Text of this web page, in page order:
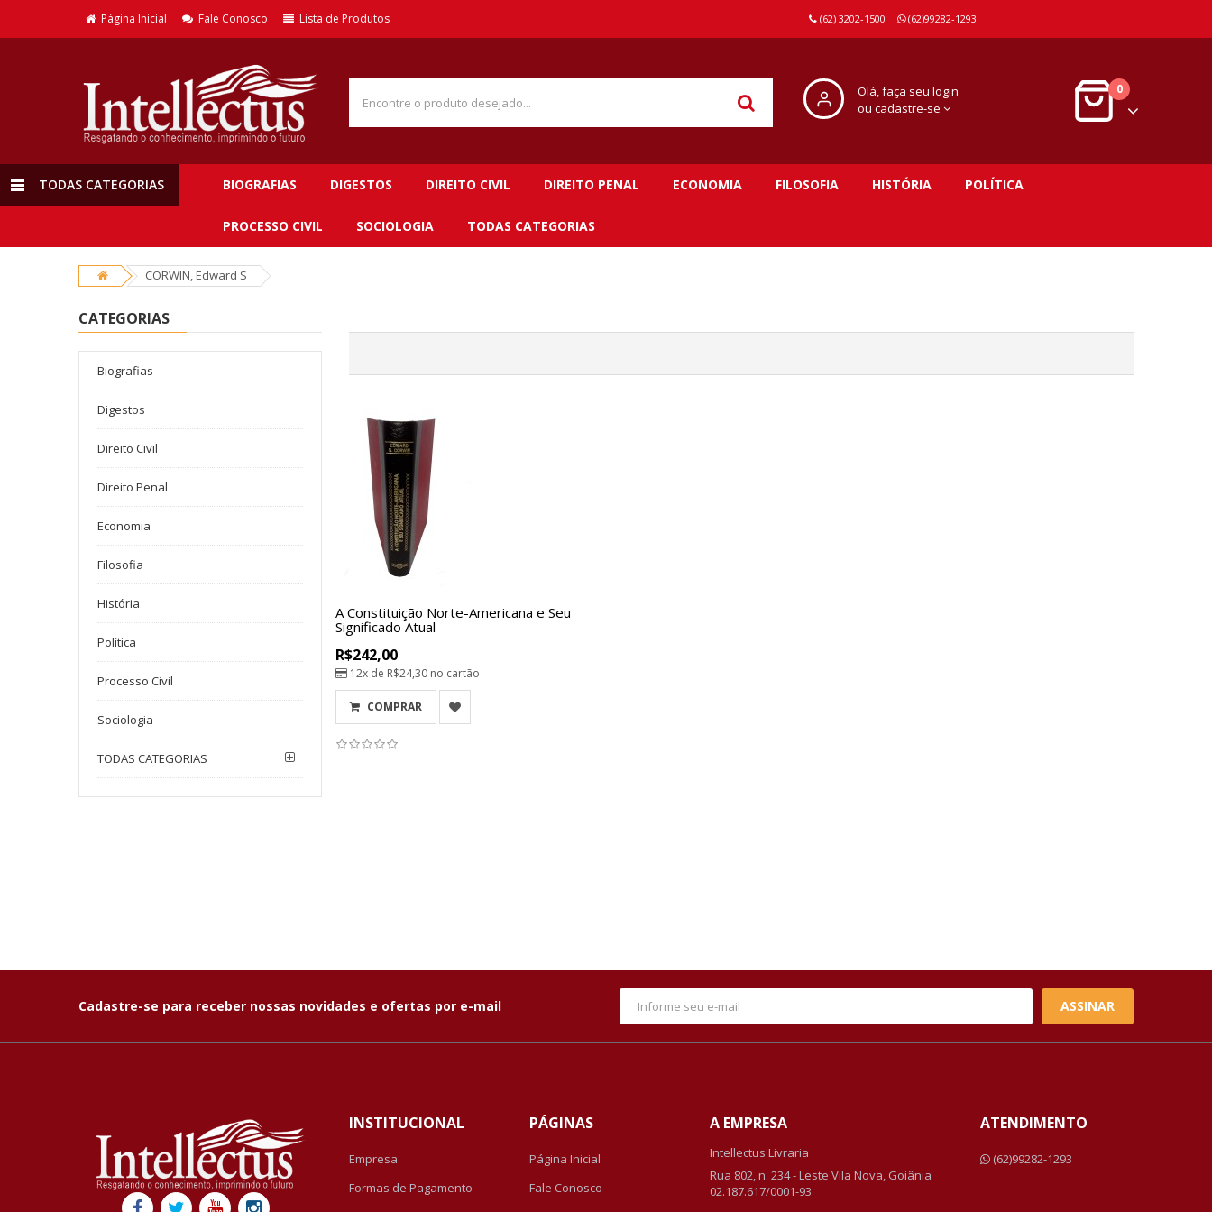
Página Inicial Fale Conosco Lista de Produtos (62) 3202-1500 (62)99282-1293
Olá, faça seu login
ou cadastre-se
0
TODAS CATEGORIAS BIOGRAFIAS DIGESTOS DIREITO CIVIL DIREITO PENAL ECONOMIA FILOSOFIA HISTÓRIA POLÍTICA
PROCESSO CIVIL SOCIOLOGIA TODAS CATEGORIAS
CORWIN, Edward S
CATEGORIAS
Biografias
Digestos
Direito Civil
Direito Penal
Economia
Filosofia
História
Política
Processo Civil
Sociologia
TODAS CATEGORIAS
A Constituição Norte-Americana e Seu
Significado Atual
R$242,00
12x de R$24,30 no cartão
COMPRAR
Cadastre-se para receber nossas novidades e ofertas por e-mail ASSINAR
INSTITUCIONAL
Empresa
Formas de Pagamento
PÁGINAS
Página Inicial
Fale Conosco
A EMPRESA
Intellectus Livraria
Rua 802, n. 234 - Leste Vila Nova, Goiânia
02.187.617/0001-93
ATENDIMENTO
(62)99282-1293